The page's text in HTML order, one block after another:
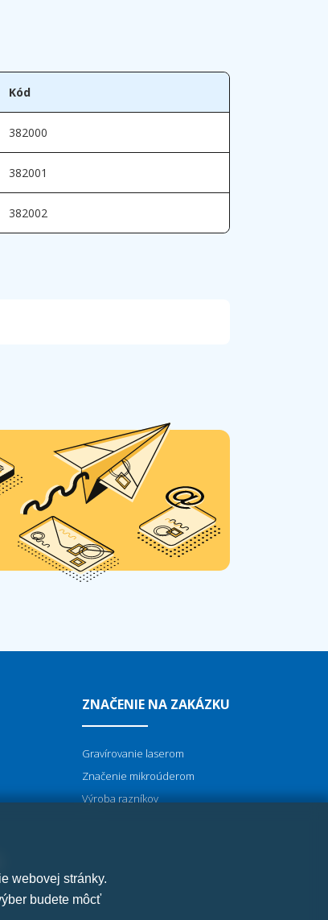
Kód
382000
382001
382002
ZNAČENIE NA ZAKÁZKU
Gravírovanie laserom
Značenie mikroúderom
Výroba razníkov
webovej stránky.
budete môcť